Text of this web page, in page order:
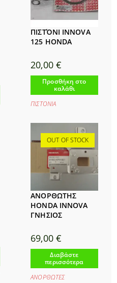
ΠΙΣΤΌΝΙ INNOVA
125 HONDA
20,00 €
Προσθήκη στο
καλάθι
ΠΙΣΤΟΝΙΑ
OUT OF STOCK
ΑΝΟΡΘΩΤΗΣ
HONDA INNOVA
ΓΝΗΣΙΟΣ
69,00 €
Διαβάστε
περισσότερα
ΑΝΟΡΘΩΤΕΣ